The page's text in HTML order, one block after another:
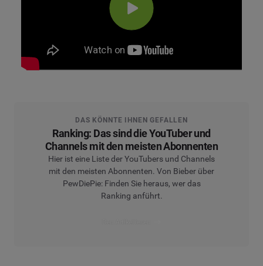
DAS KÖNNTE IHNEN GEFALLEN
Ranking: Das sind die YouTuber und
Channels mit den meisten Abonnenten
Hier ist eine Liste der YouTubers und Channels
mit den meisten Abonnenten. Von Bieber über
PewDiePie: Finden Sie heraus, wer das
Ranking anführt.